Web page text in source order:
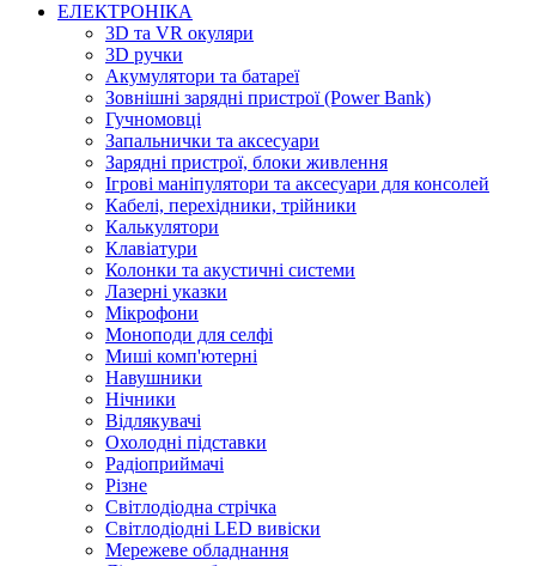
ЕЛЕКТРОНІКА
3D та VR окуляри
3D ручки
Акумулятори та батареї
Зовнішні зарядні пристрої (Power Bank)
Гучномовці
Запальнички та аксесуари
Зарядні пристрої, блоки живлення
Ігрові маніпулятори та аксесуари для консолей
Кабелі, перехідники, трійники
Калькулятори
Клавіатури
Колонки та акустичні системи
Лазерні указки
Мікрофони
Моноподи для селфі
Миші комп'ютерні
Навушники
Нічники
Відлякувачі
Охолодні підставки
Радіоприймачі
Різне
Світлодіодна стрічка
Світлодіодні LED вивіски
Мережеве обладнання